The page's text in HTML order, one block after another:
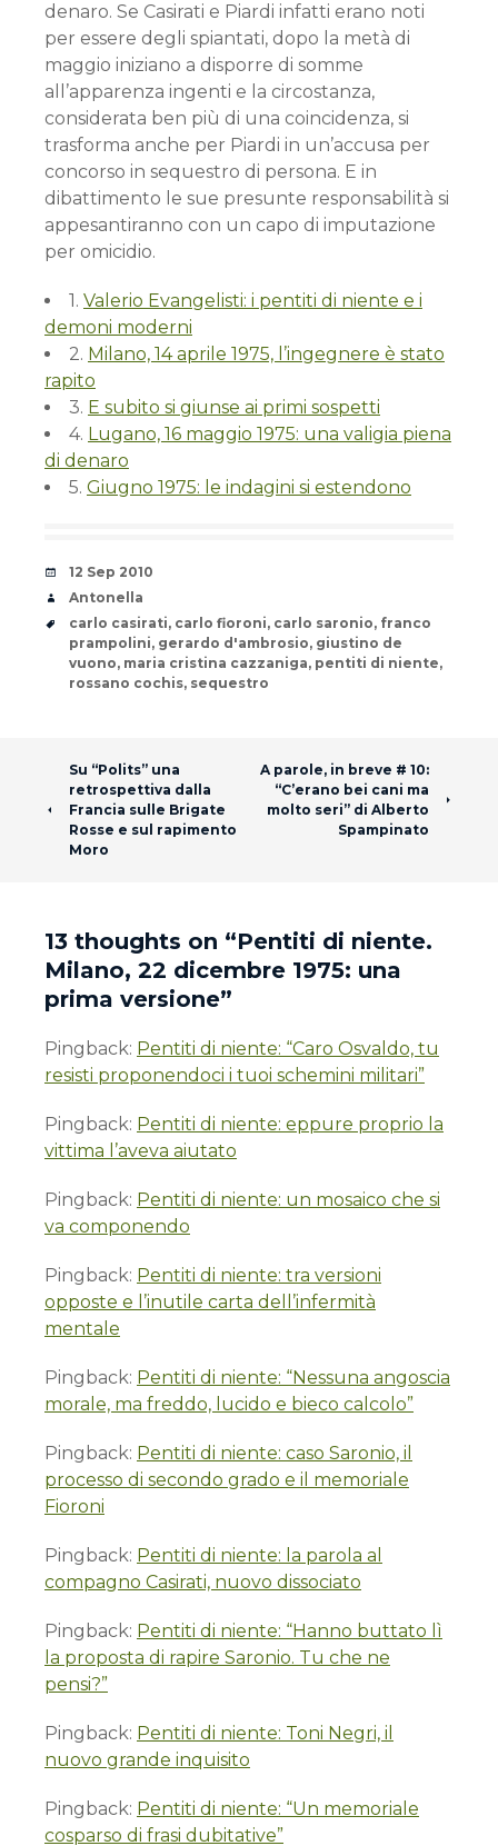
denaro. Se Casirati e Piardi infatti erano noti
per essere degli spiantati, dopo la metà di
maggio iniziano a disporre di somme
all’apparenza ingenti e la circostanza,
considerata ben più di una coincidenza, si
trasforma anche per Piardi in un’accusa per
concorso in sequestro di persona. E in
dibattimento le sue presunte responsabilità si
appesantiranno con un capo di imputazione
per omicidio.
1. Valerio Evangelisti: i pentiti di niente e i
demoni moderni
2. Milano, 14 aprile 1975, l’ingegnere è stato
rapito
3. E subito si giunse ai primi sospetti
4. Lugano, 16 maggio 1975: una valigia piena
di denaro
5. Giugno 1975: le indagini si estendono
Date
12 Sep 2010
Author
Antonella
Tags
carlo casirati, carlo fioroni, carlo saronio, franco
prampolini, gerardo d'ambrosio, giustino de
vuono, maria cristina cazzaniga, pentiti di niente,
rossano cochis, sequestro
Post navigation
Su “Polits” una
retrospettiva dalla
Francia sulle Brigate
Rosse e sul rapimento
Moro
A parole, in breve # 10:
“C’erano bei cani ma
molto seri” di Alberto
Spampinato
13 thoughts on “Pentiti di niente.
Milano, 22 dicembre 1975: una
prima versione”
Pingback: Pentiti di niente: “Caro Osvaldo, tu
resisti proponendoci i tuoi schemini militari”
Pingback: Pentiti di niente: eppure proprio la
vittima l’aveva aiutato
Pingback: Pentiti di niente: un mosaico che si
va componendo
Pingback: Pentiti di niente: tra versioni
opposte e l’inutile carta dell’infermità
mentale
Pingback: Pentiti di niente: “Nessuna angoscia
morale, ma freddo, lucido e bieco calcolo”
Pingback: Pentiti di niente: caso Saronio, il
processo di secondo grado e il memoriale
Fioroni
Pingback: Pentiti di niente: la parola al
compagno Casirati, nuovo dissociato
Pingback: Pentiti di niente: “Hanno buttato lì
la proposta di rapire Saronio. Tu che ne
pensi?”
Pingback: Pentiti di niente: Toni Negri, il
nuovo grande inquisito
Pingback: Pentiti di niente: “Un memoriale
cosparso di frasi dubitative”